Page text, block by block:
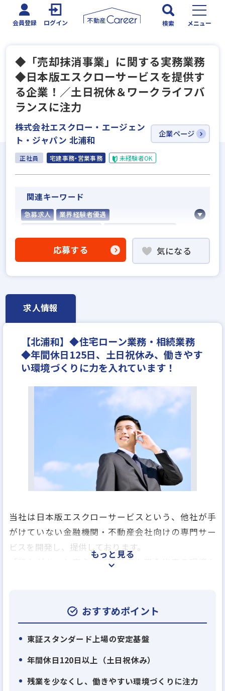
会員登録 ログイン 検索 メニュー
◆「売却抹消事業」に関する実務業務
◆日本版エスクローサービスを提供す
る企業！／土日祝休＆ワークライフバ
ランスに注力
株式会社エスクロー・エージェン
ト・ジャパン 北浦和
企業ページ
正社員 宅建事務・営業事務 未経験者OK
関連キーワード
急募求人
業界経験者優遇
学歴不問
宅建取引士歓迎
研修制度あり
残業少ない
応募する 気になる
求人情報
【北浦和】◆住宅ローン業務・相続業務
◆年間休日125日、土日祝休み、働きやす
い環境づくりに力を入れています！
当社は日本版エスクローサービスという、他社が手
がけていない金融機関・不動産会社向けの専門サー
ビスを開発し、提供しております。
「誰もがもっと安心して不動産を購入出来る環境を
動産取引における事務の効率化、取引の信頼性、利
便性の向上に寄与しております。
エスクロー・エージェント・ジャパン（以下「当
社」という）は、経営理念「共に育つ」の実現のた
もっと見る
おすすめポイント
東証スタンダード上場の安定基盤
年間休日120日以上（土日祝休み）
残業を少なくし、働きやすい環境づくりに注力